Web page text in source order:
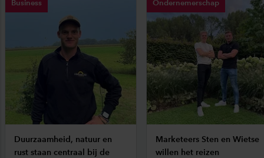
Business
Duurzaamheid, natuur en
rust staan centraal bij de
Ondernemerschap
Marketeers Sten en Wietse
willen het reizen